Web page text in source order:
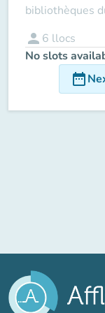
bibliothèques
person 6 llocs
No slots
date_range